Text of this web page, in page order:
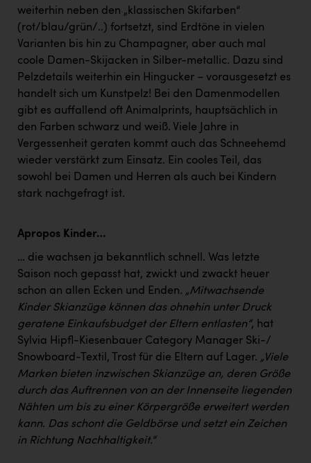
weiterhin neben den „klassischen Skifarben“
(rot/blau/grün/..) fortsetzt, sind Erdtöne in vielen
Varianten bis hin zu Champagner, aber auch mal
coole Damen-Skijacken in Silber-metallic. Dazu sind
Pelzdetails weiterhin ein Hingucker – vorausgesetzt es
handelt sich um Kunstpelz! Bei den Damenmodellen
gibt es auffallend oft Animalprints, hauptsächlich in
den Farben schwarz und weiß. Viele Jahre in
Vergessenheit geraten kommt auch das Schneehemd
wieder verstärkt zum Einsatz. Ein cooles Teil, das
sowohl bei Damen und Herren als auch bei Kindern
stark nachgefragt ist.
Apropos Kinder…
… die wachsen ja bekanntlich schnell. Was letzte
Saison noch gepasst hat, zwickt und zwackt heuer
schon an allen Ecken und Enden. „Mitwachsende
Kinder Skianzüge können das ohnehin unter Druck
geratene Einkaufsbudget der Eltern entlasten“, hat
Sylvia Hipfl-Kiesenbauer Category Manager Ski-/
Snowboard-Textil, Trost für die Eltern auf Lager. „Viele
Marken bieten inzwischen Skianzüge an, deren Größe
durch das Auftrennen von an der Innenseite liegenden
Nähten um bis zu einer Körpergröße erweitert werden
kann. Das schont die Geldbörse und setzt ein Zeichen
in Richtung Nachhaltigkeit.“